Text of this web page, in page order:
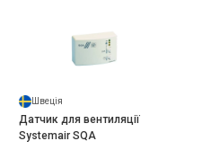
Швеція
Датчик для вентиляції
Systemair SQA